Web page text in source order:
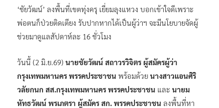
‘ชัยวัฒน์’ ลงพื้นที่เขตทุ่งครุ เยี่ยมลุงแหวง บอกเข้าใจดีเพราะ
พ่อตนก็ป่วยติดเตียง รับปากหากได้เป็นผู้ว่าฯ จะมีนโยบายจัดผู้
ช่วยมาดูแลสัปดาห์ละ 16 ชั่วโมง
วันนี้ (2 มิ.ย.69) นายชัยวัฒน์ สถาวรวิจิตร ผู้สมัครผู้ว่า
กรุงเทพมหานคร พรรคประชาชน พร้อมด้วย นางสาวแอนศิริ
วลัยกนก สส.กรุงเทพมหานคร พรรคประชาชน และ นายม
หัทธวัฒน์ พรเภตรา ผู้สมัคร สก. พรรคประชาชน ลงพื้นที่หา